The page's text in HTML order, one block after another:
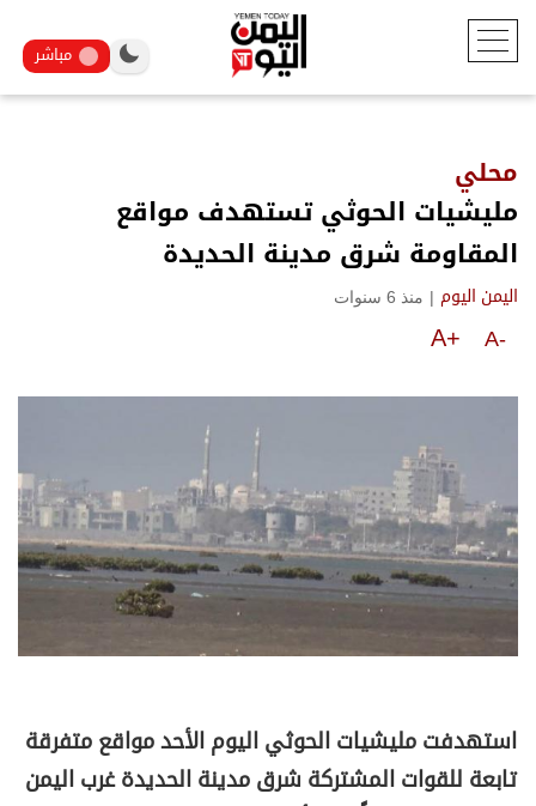
مباشر
محلي
مليشيات الحوثي تستهدف مواقع
المقاومة شرق مدينة الحديدة
اليمن اليوم | منذ 6 سنوات
A-
A+
استهدفت مليشيات الحوثي اليوم الأحد مواقع متفرقة
تابعة للقوات المشتركة شرق مدينة الحديدة غرب اليمن